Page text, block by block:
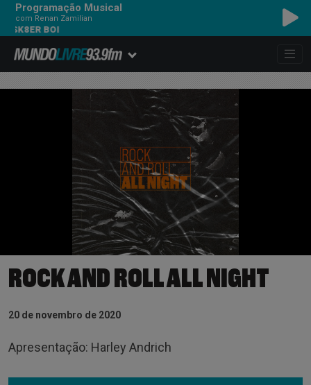
Programação Musical
com Renan Zamilian
BOI
ROCK AND ROLL ALL NIGHT
20 de novembro de 2020
Apresentação: Harley Andrich